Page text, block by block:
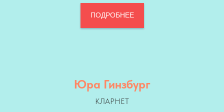
ПОДРОБНЕЕ
Юра Гинзбург
КЛАРНЕТ